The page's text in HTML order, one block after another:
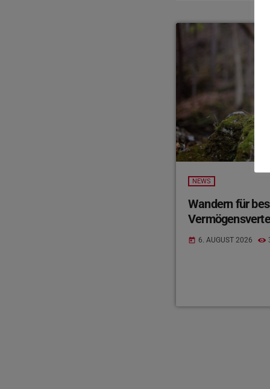
NEWS
Wandern für
today 6. AUGUST 2026